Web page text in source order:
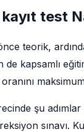
test
teorik,
kapsamlı
şu
sınavı.